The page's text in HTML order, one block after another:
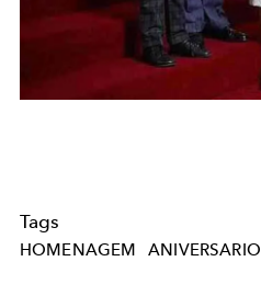
Tags
HOMENAGEM ANIVERSARIO